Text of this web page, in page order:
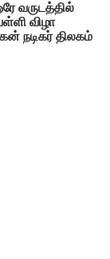
வருடத்தில்
விழா
நடிகர் திலகம்